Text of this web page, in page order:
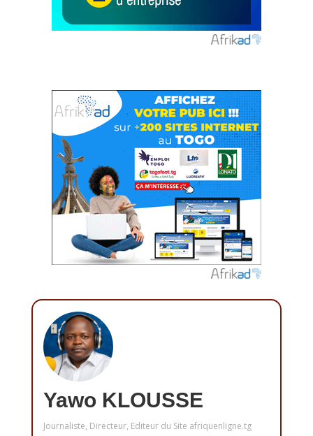
Yawo KLOUSSE
Journaliste, Directeur, Editeur du Site afriquenligne.tg